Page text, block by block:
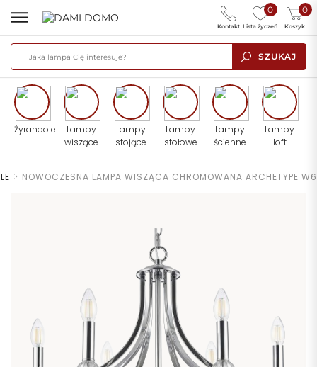
SZUKAJ
0
Lista życzeń
0
Koszyk
Kontakt
Żyrandole
Lampy
wiszące
Lampy
stojące
Lampy
stołowe
Lampy
ścienne
Lampy
loft
> NOWOCZESNA LAMPA WISZĄCA CHROMOWANA ARCHETYPE W6